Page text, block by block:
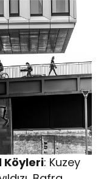
Köyleri: Kuzey